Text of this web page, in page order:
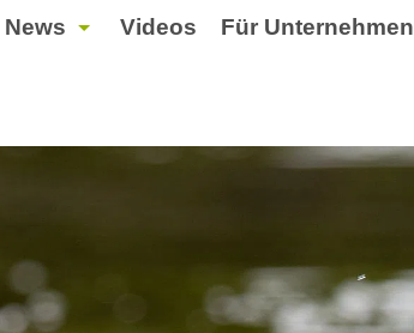
News
Partner Content
Videos Für Unternehmen